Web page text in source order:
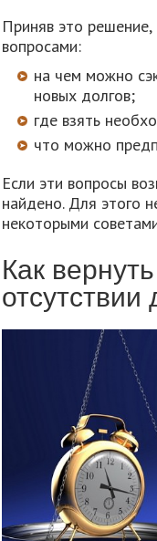
Приняв это
вопросами:
на чем можно
новых долгов;
где взять
что можно
Если эти вопросы
найдено. Для этого
некоторыми
Как